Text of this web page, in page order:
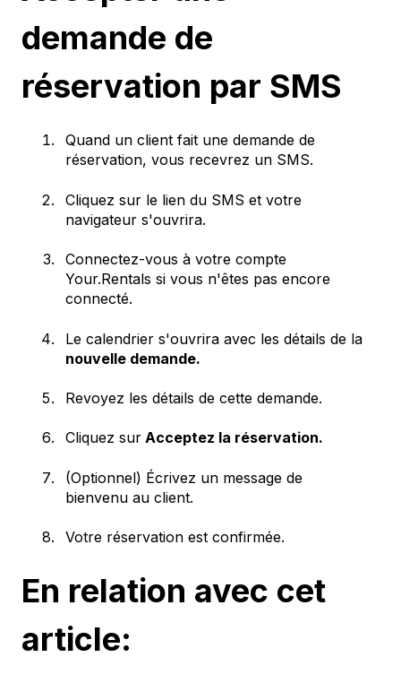
demande de
réservation par SMS
Quand un client fait une demande de
réservation, vous recevrez un SMS.
Cliquez sur le lien du SMS et votre
navigateur s'ouvrira.
Connectez-vous à votre compte
Your.Rentals si vous n'êtes pas encore
connecté.
Le calendrier s'ouvrira avec les détails de la
nouvelle demande.
Revoyez les détails de cette demande.
Cliquez sur Acceptez la réservation.
(Optionnel) Écrivez un message de
bienvenu au client.
Votre réservation est confirmée.
En relation avec cet
article: